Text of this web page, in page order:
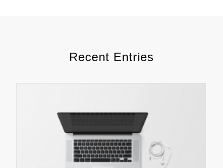
Recent Entries